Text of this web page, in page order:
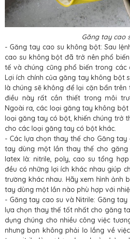
Găng tay cao
- Găng tay cao su không bột: Sau
cao su không bột đã trở nên phổ
tế và chúng cũng phổ biến trong các
Lợi ích chính của găng tay không bột
là chúng sẽ không để lại cặn bẩn trên
điều này rất cần thiết trong môi
Ngoài ra, các loại găng tay không
loại găng tay có bột, khiến chúng trở
cho các loại găng tay có bột khác.
- Các lựa chọn thay thế cho Găng
tay dùng một lần thay thế cho
latex là: nitrile, poly, cao su tổng
đều có những lợi ích khác nhau giúp
trường khác nhau. Hãy xem hình ảnh
tay dùng một lần nào phù hợp với
- Găng tay cao su và Nitrile: Găng
lựa chọn thay thế tốt nhất cho găng
dụng chúng cho nhiều công việc
nhưng bạn không phải lo lắng về